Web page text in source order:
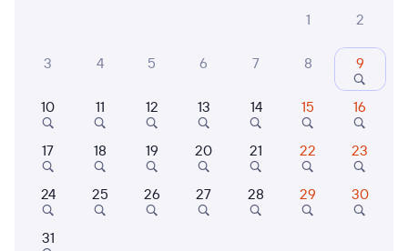
Кто едет
Найти поезда
1
2
3 4 5 6 7 8 9
10 11 12 13 14 15 16
17 18 19 20 21 22 23
24 25 26 27 28 29 30
31